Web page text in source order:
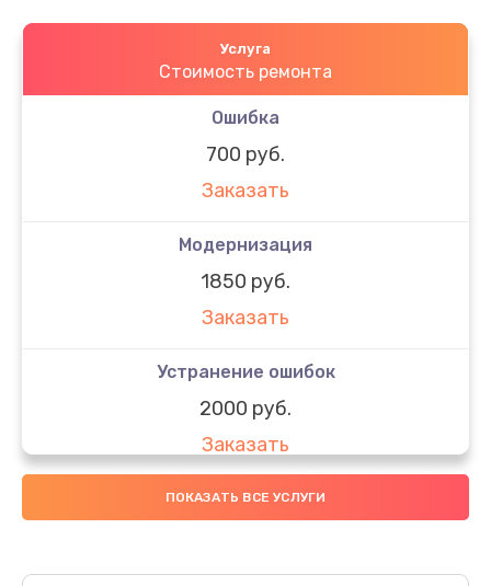
Услуга
Стоимость ремонта
Ошибка
700 руб.
Заказать
Модернизация
1850 руб.
Заказать
Устранение ошибок
2000 руб.
Заказать
Ремонт после залития
Заказать
ПОКАЗАТЬ ВСЕ УСЛУГИ